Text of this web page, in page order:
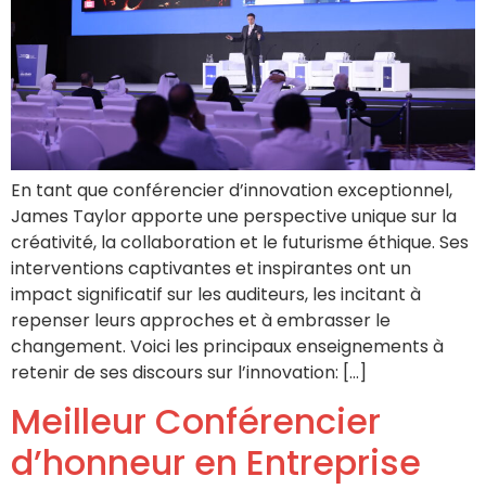
En tant que conférencier d’innovation exceptionnel,
James Taylor apporte une perspective unique sur la
créativité, la collaboration et le futurisme éthique. Ses
interventions captivantes et inspirantes ont un
impact significatif sur les auditeurs, les incitant à
repenser leurs approches et à embrasser le
changement. Voici les principaux enseignements à
retenir de ses discours sur l’innovation: […]
Meilleur Conférencier
d’honneur en Entreprise